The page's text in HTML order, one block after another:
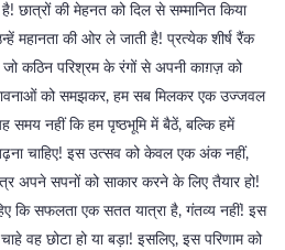
छात्रों की मेहनत को दिल से सम्मानित किया
महानता की ओर ले जाती है! प्रत्येक शीर्ष रैंक
कठिन परिश्रम के रंगों से अपनी काग़ज़ को
को समझकर, हम सब मिलकर एक उज्जवल
नहीं कि हम पृष्ठभूमि में बैठें, बल्कि हमें
चाहिए! इस उत्सव को केवल एक अंक नहीं,
अपने सपनों को साकार करने के लिए तैयार हो!
कि सफलता एक सतत यात्रा है, गंतव्य नहीं! इस
वह छोटा हो या बड़ा! इसलिए, इस परिणाम को